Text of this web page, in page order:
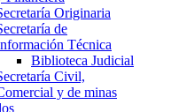
Originaria
de
Técnica
Biblioteca Judicial
Civil,
y de minas